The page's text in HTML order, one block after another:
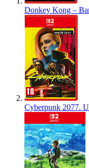
Donkey Kong –
Cyberpunk 2077.